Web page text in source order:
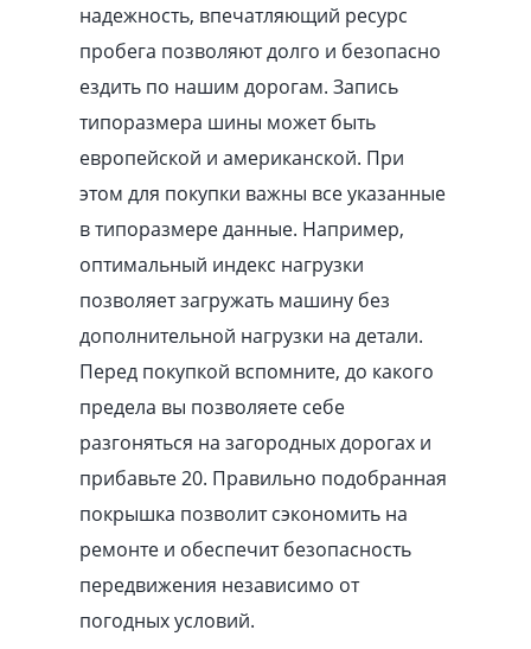
надежность, впечатляющий ресурс
пробега позволяют долго и безопасно
ездить по нашим дорогам. Запись
типоразмера шины может быть
европейской и американской. При
этом для покупки важны все указанные
в типоразмере данные. Например,
оптимальный индекс нагрузки
позволяет загружать машину без
дополнительной нагрузки на детали.
Перед покупкой вспомните, до какого
предела вы позволяете себе
разгоняться на загородных дорогах и
прибавьте 20. Правильно подобранная
покрышка позволит сэкономить на
ремонте и обеспечит безопасность
передвижения независимо от
погодных условий.